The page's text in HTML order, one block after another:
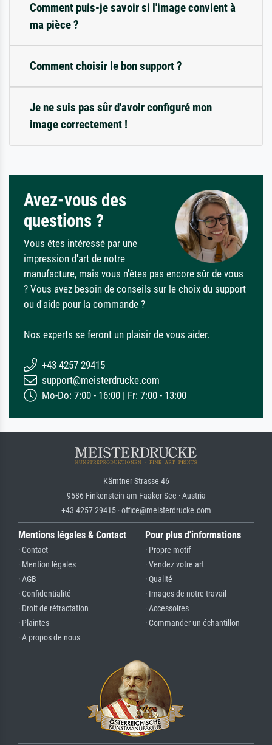
Comment puis-je savoir si l'image convient à
ma pièce ?
Comment choisir le bon support ?
Je ne suis pas sûr d'avoir configuré mon
image correctement !
Avez-vous des
questions ?
Vous êtes intéressé par une
impression d'art de notre
manufacture, mais vous n'êtes pas encore sûr de vous
? Vous avez besoin de conseils sur le choix du support
ou d'aide pour la commande ?
Nos experts se feront un plaisir de vous aider.
+43 4257 29415
support@meisterdrucke.com
Mo-Do: 7:00 - 16:00 | Fr: 7:00 - 13:00
Kärntner Strasse 46
9586 Finkenstein am Faaker See · Austria
+43 4257 29415 · office@meisterdrucke.com
Mentions légales & Contact
· Contact
· Mention légales
· AGB
· Confidentialité
· Droit de rétractation
· Plaintes
· A propos de nous
Pour plus d'informations
· Propre motif
· Vendez votre art
· Qualité
· Images de notre travail
· Accessoires
· Commander un échantillon